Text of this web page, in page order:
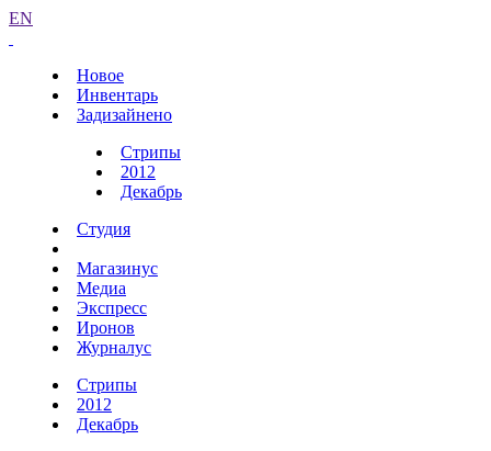
EN
Новое
Инвентарь
Задизайнено
Стрипы
2012
Декабрь
Студия
Магазинус
Медиа
Экспресс
Иронов
Журналус
Стрипы
2012
Декабрь